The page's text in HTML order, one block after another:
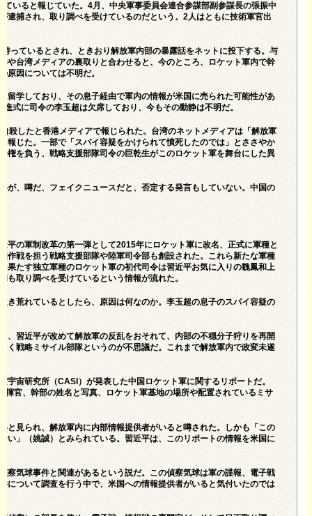
いると報じていた。4月、中央軍事委員会連合参謀部副参謀長の張振中
逮捕され、取り調べを受けているのだという。2人はともに技術軍官出
っているとされ、ときおり解放軍内部の暴露話をネットに投下する。与
や台湾メディアの裏取りと合わせると、今のところ、ロケット軍内で幹
原因については不明だ。
留学しており、その息子経由で軍内の情報が米国に売られた可能性があ
式に司令の李玉超は欠席しており、今もその動静は不明だ。
殺したと香港メディアで報じられた。台湾のネットメディアは「解放軍
報じた。一部で「スパイ容疑をかけられて憤死したのでは」とささやか
権を負う、戦略支援部隊司令の巨乾生がこのロケット軍を舞台にした異
が、噂だ、フェイクニュースだと、否定する発言もしていない。中国の
平の軍制改革の第一弾として2015年にロケット軍に改名、正式に軍種と
作戦を担う戦略支援部隊や陸軍司令部も創設された。これら新たな軍種
果たす独立軍種のロケット軍の初代司令は習近平お気に入りの魏鳳和上
も取り調べを受けているという情報が流れた。
き荒れているとしたら、原因は何なのか。李玉超の息子のスパイ容疑の
、習近平が改めて解放軍の反乱をおそれて、内部の不穏分子狩りを再開
く戦略ミサイル部隊というのが不思議だ。これまで解放軍内で政変未遂
宙研究所（CASI）が発表した中国ロケット軍に関するリポートだ。
官、幹部の姓名と写真、ロケット軍基地の場所や配置されているミサ
と見られ、解放軍内に内部情報提供者がいると噂された。しかも「この
い」（姚誠）とみられている。習近平は、このリポートの情報を米国に
察気球事件と関連があるという説だ。この偵察気球は軍の諜報、電子戦
について調査を行う中で、米国への情報提供者がいると気付いたのでは